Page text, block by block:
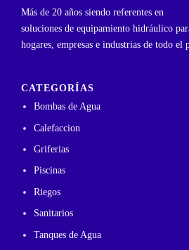
Más de 20 años siendo referentes en
soluciones de equipamiento hidráulico
hogares, empresas e industrias de todo el
CATEGORÍAS
Bombas de Agua
Calefaccion
Griferias
Piscinas
Riegos
Sanitarios
Tanques de Agua